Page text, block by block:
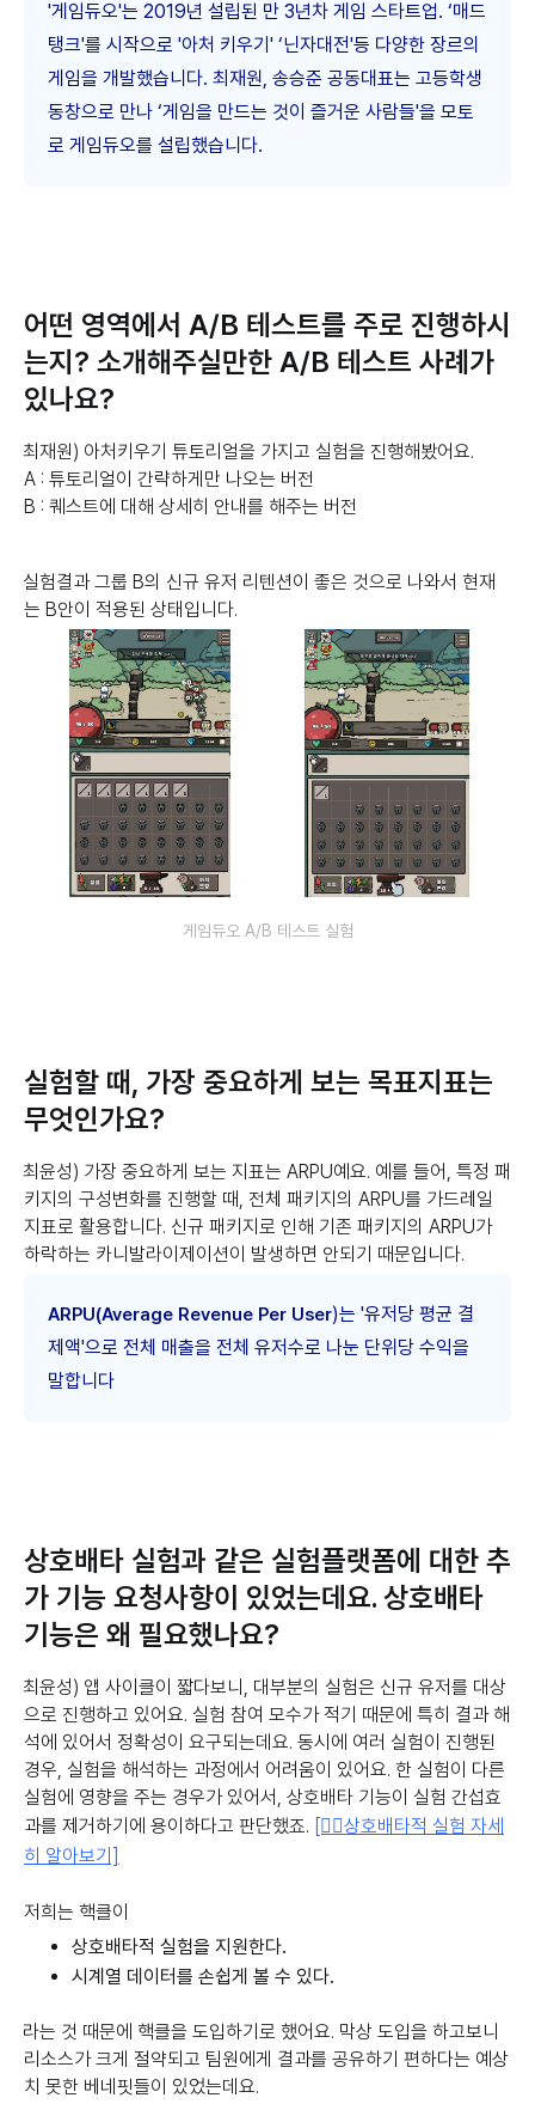
'게임듀오'는 2019년 설립된 만 3년차 게임 스타트업. ‘매드
탱크'를 시작으로 '아처 키우기' ‘닌자대전'등 다양한 장르의
게임을 개발했습니다. 최재원, 송승준 공동대표는 고등학생
동창으로 만나 ‘게임을 만드는 것이 즐거운 사람들'을 모토
로 게임듀오를 설립했습니다.
어떤 영역에서 A/B 테스트를 주로 진행하시
는지? 소개해주실만한 A/B 테스트 사례가
있나요?
최재원) 아처키우기 튜토리얼을 가지고 실험을 진행해봤어요.
A : 튜토리얼이 간략하게만 나오는 버전
B : 퀘스트에 대해 상세히 안내를 해주는 버전
실험결과 그룹 B의 신규 유저 리텐션이 좋은 것으로 나와서 현재
는 B안이 적용된 상태입니다.
게임듀오 A/B 테스트 실험
실험할 때, 가장 중요하게 보는 목표지표는
무엇인가요?
최윤성) 가장 중요하게 보는 지표는 ARPU예요. 예를 들어, 특정 패
키지의 구성변화를 진행할 때, 전체 패키지의 ARPU를 가드레일
지표로 활용합니다. 신규 패키지로 인해 기존 패키지의 ARPU가
하락하는 카니발라이제이션이 발생하면 안되기 때문입니다.
ARPU(Average Revenue Per User)는 '유저당 평균 결
제액'으로 전체 매출을 전체 유저수로 나눈 단위당 수익을
말합니다
상호배타 실험과 같은 실험플랫폼에 대한 추
가 기능 요청사항이 있었는데요. 상호배타
기능은 왜 필요했나요?
최윤성) 앱 사이클이 짧다보니, 대부분의 실험은 신규 유저를 대상
으로 진행하고 있어요. 실험 참여 모수가 적기 때문에 특히 결과 해
석에 있어서 정확성이 요구되는데요. 동시에 여러 실험이 진행된
경우, 실험을 해석하는 과정에서 어려움이 있어요. 한 실험이 다른
실험에 영향을 주는 경우가 있어서, 상호배타 기능이 실험 간섭효
과를 제거하기에 용이하다고 판단했죠. [👉🏻상호배타적 실험 자세
히 알아보기]
저희는 핵클이
상호배타적 실험을 지원한다.
시계열 데이터를 손쉽게 볼 수 있다.
라는 것 때문에 핵클을 도입하기로 했어요. 막상 도입을 하고보니
리소스가 크게 절약되고 팀원에게 결과를 공유하기 편하다는 예상
치 못한 베네핏들이 있었는데요.